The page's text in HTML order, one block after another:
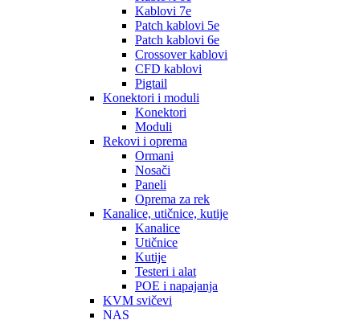
Kablovi 7e
Patch kablovi 5e
Patch kablovi 6e
Crossover kablovi
CFD kablovi
Pigtail
Konektori i moduli
Konektori
Moduli
Rekovi i oprema
Ormani
Nosači
Paneli
Oprema za rek
Kanalice, utičnice, kutije
Kanalice
Utičnice
Kutije
Testeri i alat
POE i napajanja
KVM svičevi
NAS